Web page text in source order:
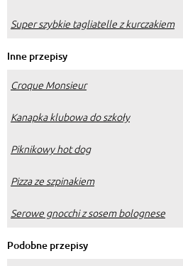
Super szybkie tagliatelle z kurczakiem
Inne przepisy
Croque Monsieur
Kanapka klubowa do szkoły
Piknikowy hot dog
Pizza ze szpinakiem
Serowe gnocchi z sosem bolognese
Podobne przepisy